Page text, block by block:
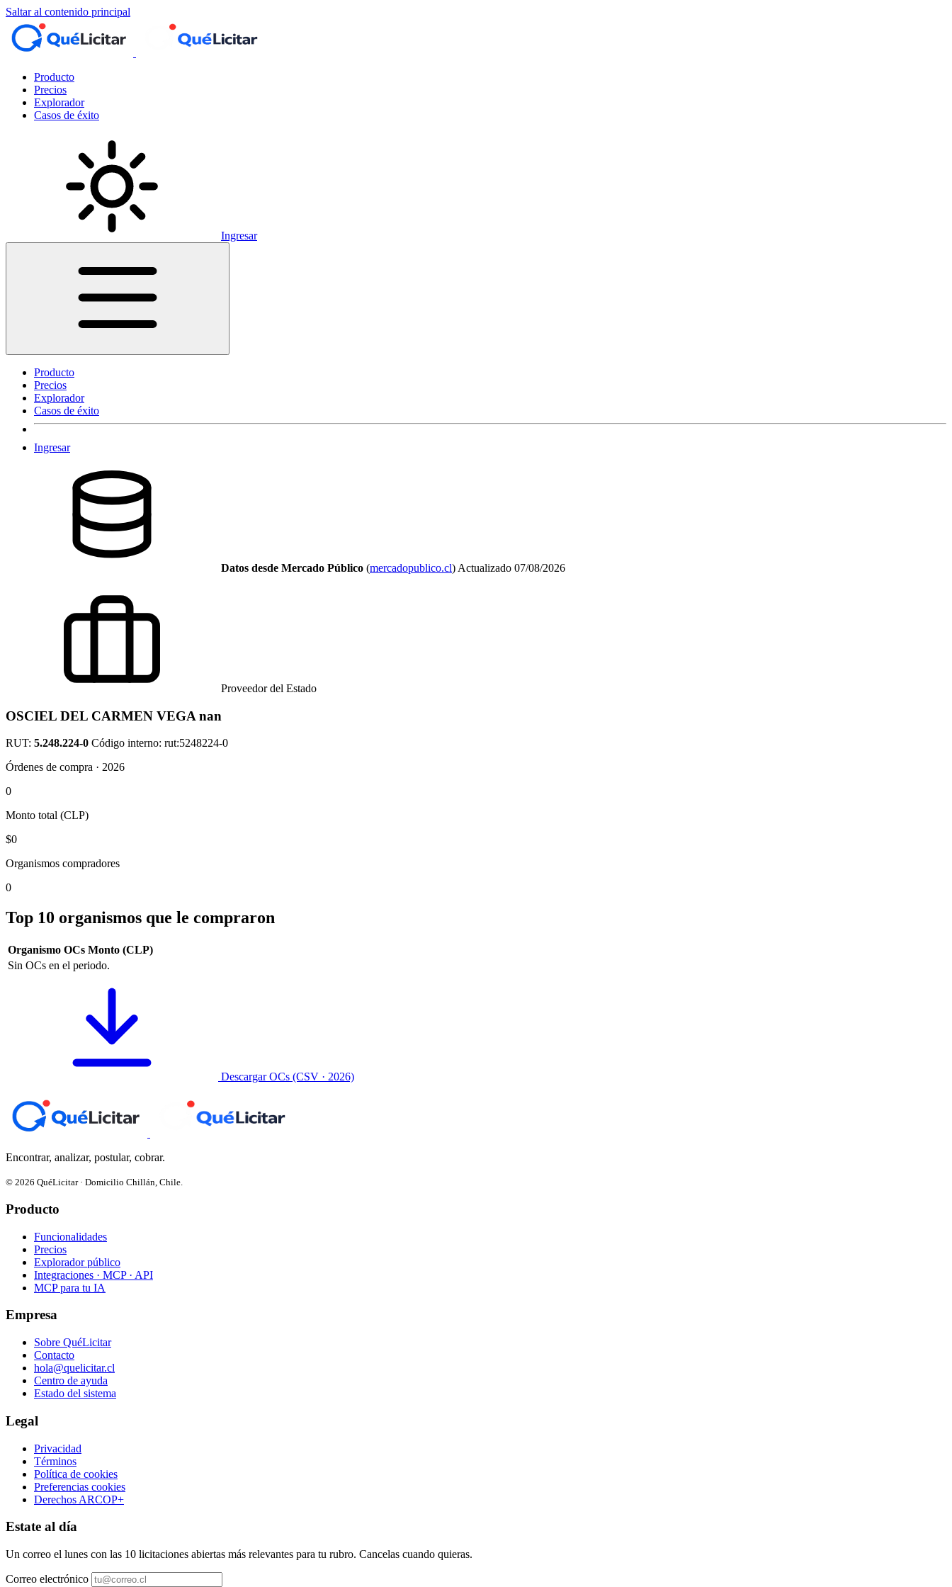
Saltar al contenido principal
Producto
Precios
Explorador
Casos de éxito
Ingresar
Producto
Precios
Explorador
Casos de éxito
Ingresar
Datos desde Mercado Público (mercadopublico.cl) Actualizado 07/08/2026
Proveedor del Estado
OSCIEL DEL CARMEN VEGA nan
RUT: 5.248.224-0 Código interno: rut:5248224-0
Órdenes de compra · 2026
0
Monto total (CLP)
$0
Organismos compradores
0
Top 10 organismos que le compraron
Organismo OCs Monto (CLP)
Sin OCs en el periodo.
Descargar OCs (CSV · 2026)
Encontrar, analizar, postular, cobrar.
© 2026 QuéLicitar · Domicilio Chillán, Chile.
Producto
Funcionalidades
Precios
Explorador público
Integraciones · MCP · API
MCP para tu IA
Empresa
Sobre QuéLicitar
Contacto
hola@quelicitar.cl
Centro de ayuda
Estado del sistema
Legal
Privacidad
Términos
Política de cookies
Preferencias cookies
Derechos ARCOP+
Estate al día
Un correo el lunes con las 10 licitaciones abiertas más relevantes para tu rubro. Cancelas cuando quieras.
Correo electrónico